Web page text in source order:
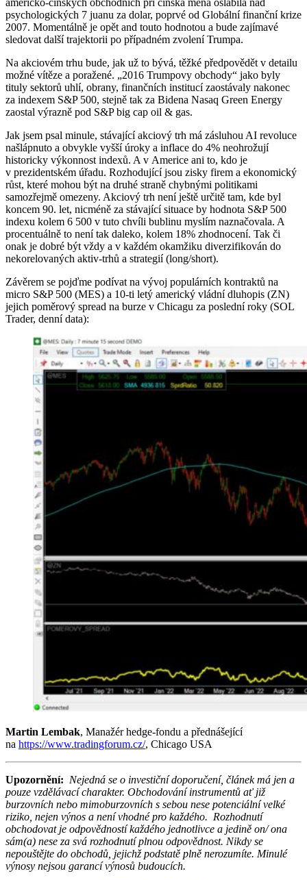
psychologických 7 juanu za dolar, poprvé od Globální finanční krize
2007. Momentálně je opět and touto hodnotou a bude zajímavé
sledovat další trajektorii po případném zvolení Trumpa.
Na akciovém trhu bude, jak už to bývá, těžké předpovědět v detailu
možné vítěze a poražené. „2016 Trumpovy obchody“ jako byly
tituly sektorů uhlí, obrany, finančních institucí zaostávaly nakonec
za indexem S&P 500, stejně tak za Bidena Nasaq Green Energy
zaostal výrazně pod S&P big cap oil & gas.
Jak jsem psal minule, stávající akciový trh má zásluhou AI revoluce
našlápnuto a obvykle vyšší úroky a inflace do 4% neohrožují
historicky výkonnost indexů. A v Americe ani to, kdo je
v prezidentském úřadu. Rozhodující jsou zisky firem a ekonomický
růst, které mohou být na druhé straně chybnými politikami
samozřejmě omezeny. Akciový trh není ještě určitě tam, kde byl
koncem 90. let, nicméně za stávající situace by hodnota S&P 500
indexu kolem 6 500 v tuto chvíli bublinu myslím naznačovala. A
procentuálně to není tak daleko, kolem 18% zhodnocení. Tak či
onak je dobré být vždy a v každém okamžiku diverzifikován do
nekorelovaných aktiv-trhů a strategií (long/short).
Závěrem se pojďme podívat na vývoj populárních kontraktů na
micro S&P 500 (MES) a 10-ti letý americký vládní dluhopis (ZN)
jejich poměrový spread na burze v Chicagu za poslední roky (SOL
Trader, denní data):
Martin Lembak, Manažér hedge-fondu a přednášející
na https://www.tradingforum.cz/, Chicago USA
Upozornění: Nejedná se o investiční doporučení, článek má jen a
pouze vzdělávací charakter. Obchodování instrumentů ať již
burzovních nebo mimoburzovních s sebou nese potenciální velké
riziko, nejen výnos a není vhodné pro každého. Rozhodnutí
obchodovat je odpovědností každého jednotlivce a jedině on/ ona
sám(a) nese za svá rozhodnutí plnou odpovědnost. Nikdy se
nepouštějte do obchodů, jejichž podstatě plně nerozumíte. Minulé
výnosy nejsou garancí výnosů budoucích.